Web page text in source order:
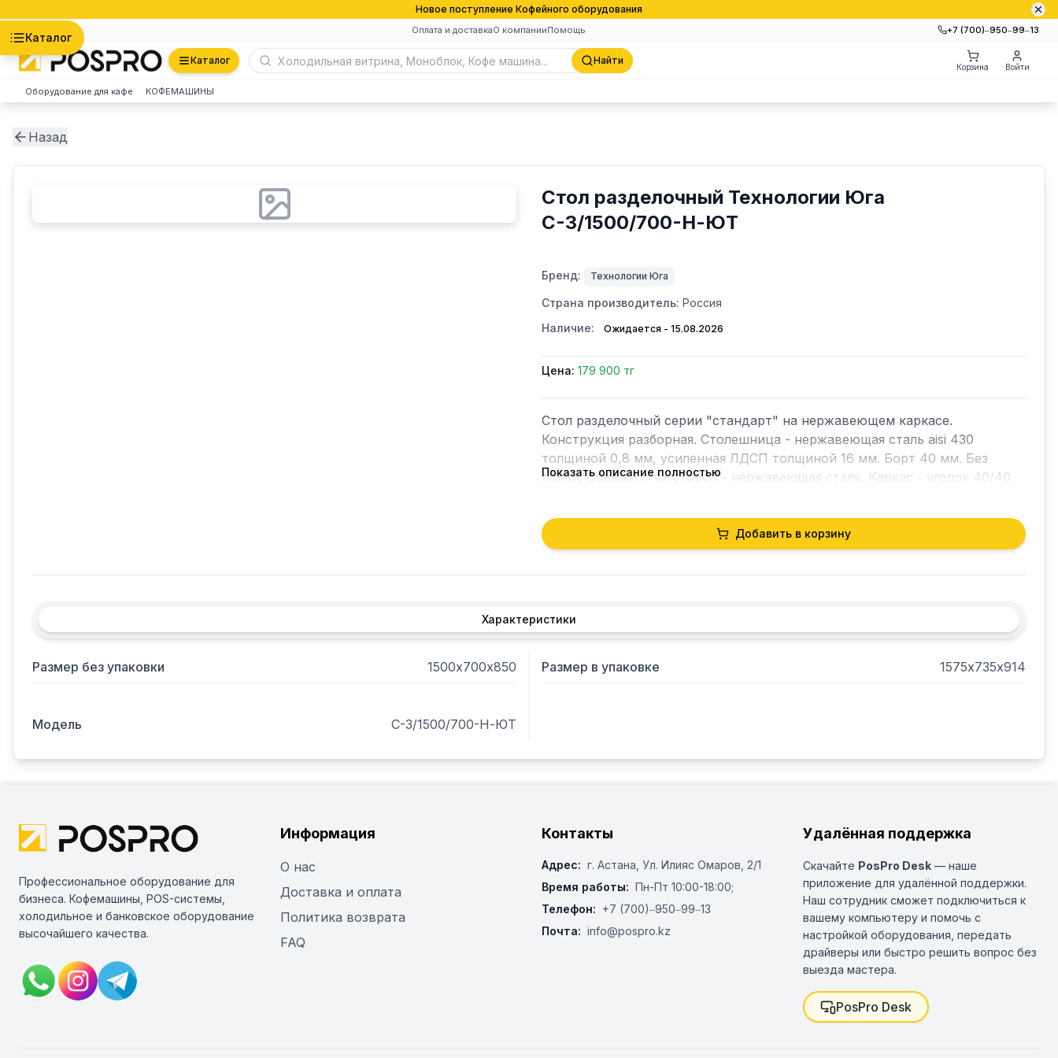
Новое поступление Кофейного оборудования
Оплата и доставкаО компанииПомощь +7 (700)‒950‒99‒13
Каталог
Каталог Найти
Корзина Войти
Оборудование для кафе КОФЕМАШИНЫ
Назад
Стол разделочный Технологии Юга
С-3/1500/700-Н-ЮТ
Бренд: Технологии Юга
Страна производитель: Россия
Наличие:
Ожидается - 15.08.2026
Цена: 179 900 тг
Стол разделочный серии "стандарт" на нержавеющем каркасе.
Конструкция разборная. Столешница - нержавеющая сталь aisi 430
толщиной 0,8 мм, усиленная ЛДСП толщиной 16 мм. Борт 40 мм. Без
полки. Обвязка с 4х сторон - нержавеющая сталь. Каркас - уголок 40/40
Показать описание полностью
Добавить в корзину
Характеристики
Размер без упаковки 1500х700х850 Размер в упаковке 1575х735х914
Модель С-3/1500/700-Н-ЮТ
Профессиональное оборудование для
бизнеса. Кофемашины, POS-системы,
холодильное и банковское оборудование
высочайшего качества.
Информация
О нас
Доставка и оплата
Политика возврата
FAQ
Контакты
Адрес: г. Астана, ​Ул. Илияс Омаров, 2/1
Время работы: Пн-Пт 10:00-18:00;
Телефон: +7 (700)‒950‒99‒13
Почта: info@pospro.kz
Удалённая поддержка
Скачайте PosPro Desk — наше
приложение для удалённой поддержки.
Наш сотрудник сможет подключиться к
вашему компьютеру и помочь с
настройкой оборудования, передать
драйверы или быстро решить вопрос без
выезда мастера.
PosPro Desk